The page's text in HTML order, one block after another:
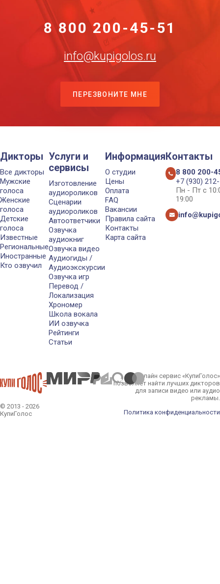
8 800 200-45-51
info@kupigolos.ru
ПЕРЕЗВОНИТЕ МНЕ
Дикторы
Все дикторы
Мужские
голоса
Женские
голоса
Детские
голоса
Известные
Региональные
Иностранные
Кто озвучил
Услуги и
сервисы
Изготовление
аудиороликов
Сценарии
аудиороликов
Автоответчики
Озвучка
аудиокниг
Озвучка видео
Аудиогиды /
Аудиоэкскурсии
Озвучка игр
Перевод /
Локализация
Хрономер
Школа вокала
ИИ озвучка
Рейтинги
Статьи
Информация
О студии
Цены
Оплата
FAQ
Вакансии
Правила сайта
Контакты
Карта сайта
Контакты
8 800 200-
+7 (930)
Пн - Пт с
19:00
© 2013 - 2026
КупиГолос
Онлайн сервис «КупиГолос»
позволяет найти лучших дикторов
для записи видео или аудио
рекламы.
Политика конфиденциальности